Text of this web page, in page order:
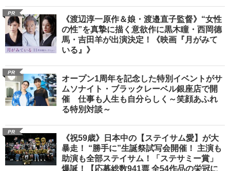
PR
《渡辺淳一原作＆娘・渡邉直子監督》“女性
の性”を真摯に描く意欲作に黒木瞳・西岡德
馬・吉田羊が出演決定！《映画『月がみて
いる』》
PR
オープン1周年を記念した特別イベントがサ
ムソナイト・ブラックレーベル銀座店で開
催 仕事も人生も自分らしく～笑顔あふれ
る特別対談～
PR
《祝59歳》日本中の【ステイサム愛】が大
暴走！ “勝手に”生誕祭試写会開催！ 主演も
助演も全部ステイサム！「ステサミー賞」
爆誕！【応募総数941票 全54作品の栄冠に